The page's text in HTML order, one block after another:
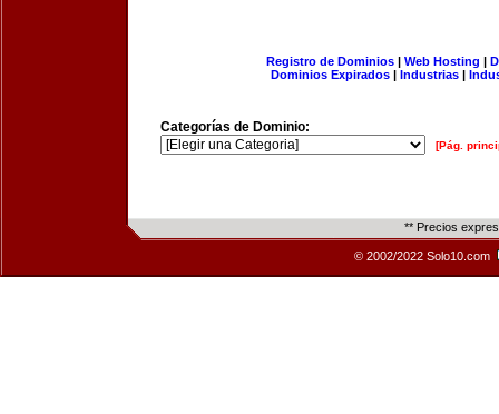
Registro de Dominios| Web Hosting |
Dominios Expirados | Industrias |
Categorías de Dominio:
[Pág.
** Precios
© 2002/2022 Solo10.com